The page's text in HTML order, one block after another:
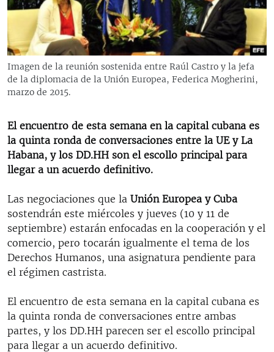
RADIO MARTÍ
ESPECIALES
ESPECIALES
LA REALIDAD DE LA VIVIENDA EN CUBA
SER VIEJO EN CUBA
KENTU-CUBANO
LOS SANTOS DE HIALEAH
DESINFORMACIÓN RUSA EN AMÉRICA LATINA
MULTIMEDIA
EDITORIALES
Imagen de la reunión sostenida entre Raúl Castro y la jefa
de la diplomacia de la Unión Europea, Federica Mogherini,
marzo de 2015.
El encuentro de esta semana en la capital cubana es
la quinta ronda de conversaciones entre la UE y La
Habana, y los DD.HH son el escollo principal para
llegar a un acuerdo definitivo.
Las negociaciones que la Unión Europea y Cuba
sostendrán este miércoles y jueves (10 y 11 de
septiembre) estarán enfocadas en la cooperación y el
comercio, pero tocarán igualmente el tema de los
Derechos Humanos, una asignatura pendiente para
el régimen castrista.
El encuentro de esta semana en la capital cubana es
la quinta ronda de conversaciones entre ambas
partes, y los DD.HH parecen ser el escollo principal
para llegar a un acuerdo definitivo.